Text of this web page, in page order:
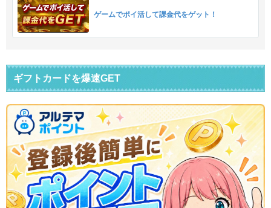
ゲームでポイ活して課金代をゲット！
ギフトカードを爆速GET